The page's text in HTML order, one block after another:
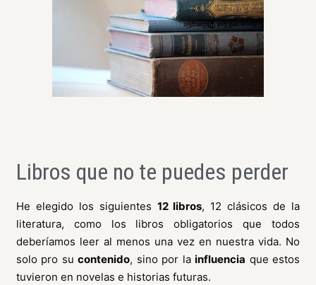
Libros que no te puedes perder
He elegido los siguientes 12 libros, 12 clásicos de la
literatura, como los libros obligatorios que todos
deberíamos leer al menos una vez en nuestra vida. No
solo pro sucontenido, sino por lainfluencia que estos
tuvieron en novelas e historias futuras.